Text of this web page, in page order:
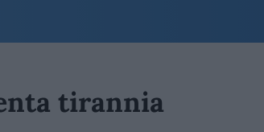
tirannia